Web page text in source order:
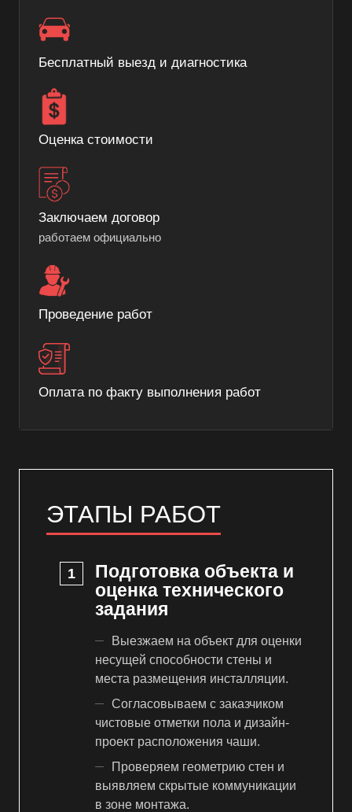
Бесплатный выезд и диагностика
Оценка стоимости
Заключаем договор
работаем официально
Проведение работ
Оплата по факту выполнения работ
ЭТАПЫ РАБОТ
Подготовка объекта и
оценка технического
задания
Выезжаем на объект для оценки
несущей способности стены и
места размещения инсталляции.
Согласовываем с заказчиком
чистовые отметки пола и дизайн-
проект расположения чаши.
Проверяем геометрию стен и
выявляем скрытые коммуникации
в зоне монтажа.